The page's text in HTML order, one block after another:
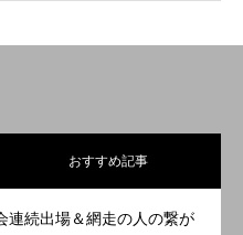
おすすめ記事
連続出場＆網走の人の繋が